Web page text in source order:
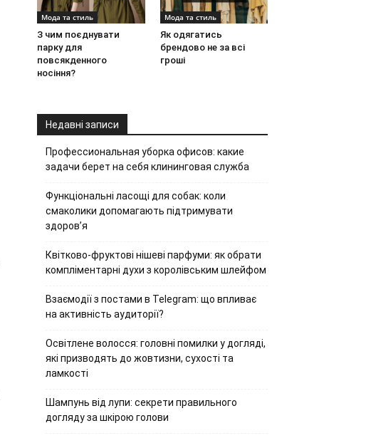
Мода та стиль
З чим поєднувати
парку для
повсякденного
носіння?
Мода та стиль
Як одягатись
брендово не за всі
гроші
Недавні записи
Профессиональная уборка офисов: какие
задачи берет на себя клининговая служба
Функціональні ласощі для собак: коли
смаколики допомагають підтримувати
здоров’я
Квітково-фруктові нішеві парфуми: як обрати
компліментарні духи з королівським шлейфом
Взаємодії з постами в Telegram: що впливає
на активність аудиторії?
Освітлене волосся: головні помилки у догляді,
які призводять до жовтизни, сухості та
ламкості
Шампунь від лупи: секрети правильного
догляду за шкірою голови